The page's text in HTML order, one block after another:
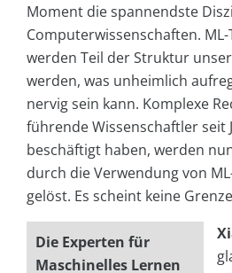
Moment die spannendste
Computerwissenschaften.
werden Teil der Struktur
werden, was unheimlich
nervig sein kann. Komplexe
führende Wissenschaftler seit
beschäftigt haben, werden
durch die Verwendung von
gelöst. Es scheint keine
Die Experten für
Maschinelles Lernen